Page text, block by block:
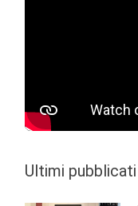
Ultimi pubblicati